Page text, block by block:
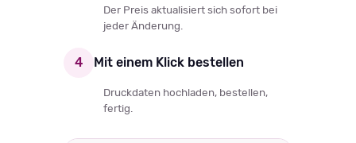
Der Preis aktualisiert sich sofort bei
jeder Änderung.
4 Mit einem Klick bestellen
Druckdaten hochladen, bestellen,
fertig.